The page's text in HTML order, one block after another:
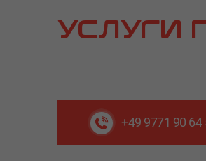
УСЛУГИ
+49 9771 90 64